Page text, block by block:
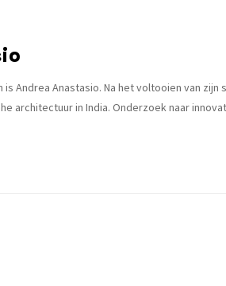
is Andrea Anastasio. Na het voltooien van
architectuur in India. Onderzoek naar